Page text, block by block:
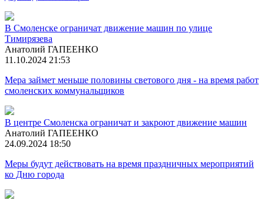
В Смоленске ограничат движение машин по улице
Тимирязева
Анатолий ГАПЕЕНКО
11.10.2024 21:53
Мера займет меньше половины светового дня - на время работ
смоленских коммунальщиков
В центре Смоленска ограничат и закроют движение машин
Анатолий ГАПЕЕНКО
24.09.2024 18:50
Меры будут действовать на время праздничных мероприятий
ко Дню города